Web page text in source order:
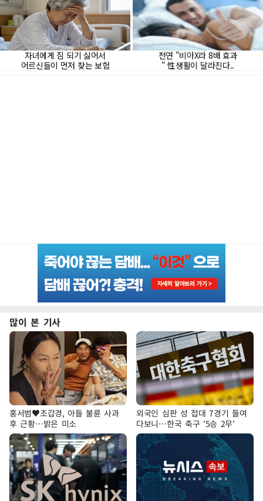
많이 본 기사
홍서범♥조갑경, 아들 불륜 사과
후 근황…밝은 미소
외국인 심판 성 접대 7경기 들여
다보니…한국 축구 '5승 2무'